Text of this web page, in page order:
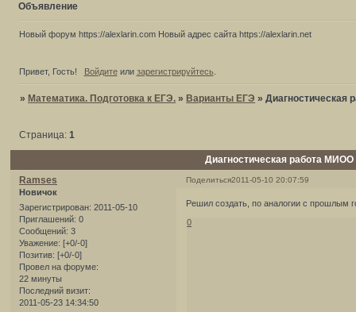
Объявление
Новый форум https://alexlarin.com Новый адрес сайта https://alexlarin.net
Привет, Гость! Войдитеили зарегистрируйтесь.
»Математика. Подготовка к ЕГЭ. »Варианты ЕГЭ »Диагностическая
Диагностическая работа
Страница: 1
Поделиться2011-05-10 20:07:59
Ramses
Новичок
Зарегистрирован: 2011-05-10
Приглашений: 0
Сообщений: 3
Уважение: [+0/-0]
Позитив: [+0/-0]
Провел на форуме:
22 минуты
Последний визит:
2011-05-23 14:34:50
Решил создать, по аналогии с прошлым
0